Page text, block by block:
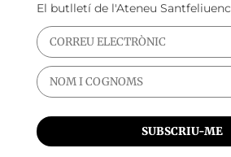
El butlletí de l'Ateneu Santfeliuenc